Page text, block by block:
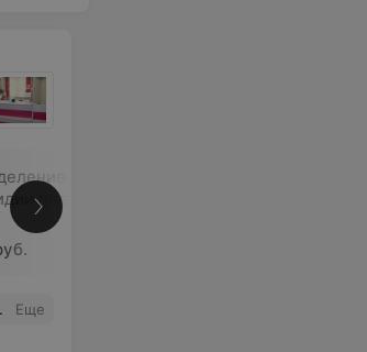
антител IgM к
пневмония
Еще